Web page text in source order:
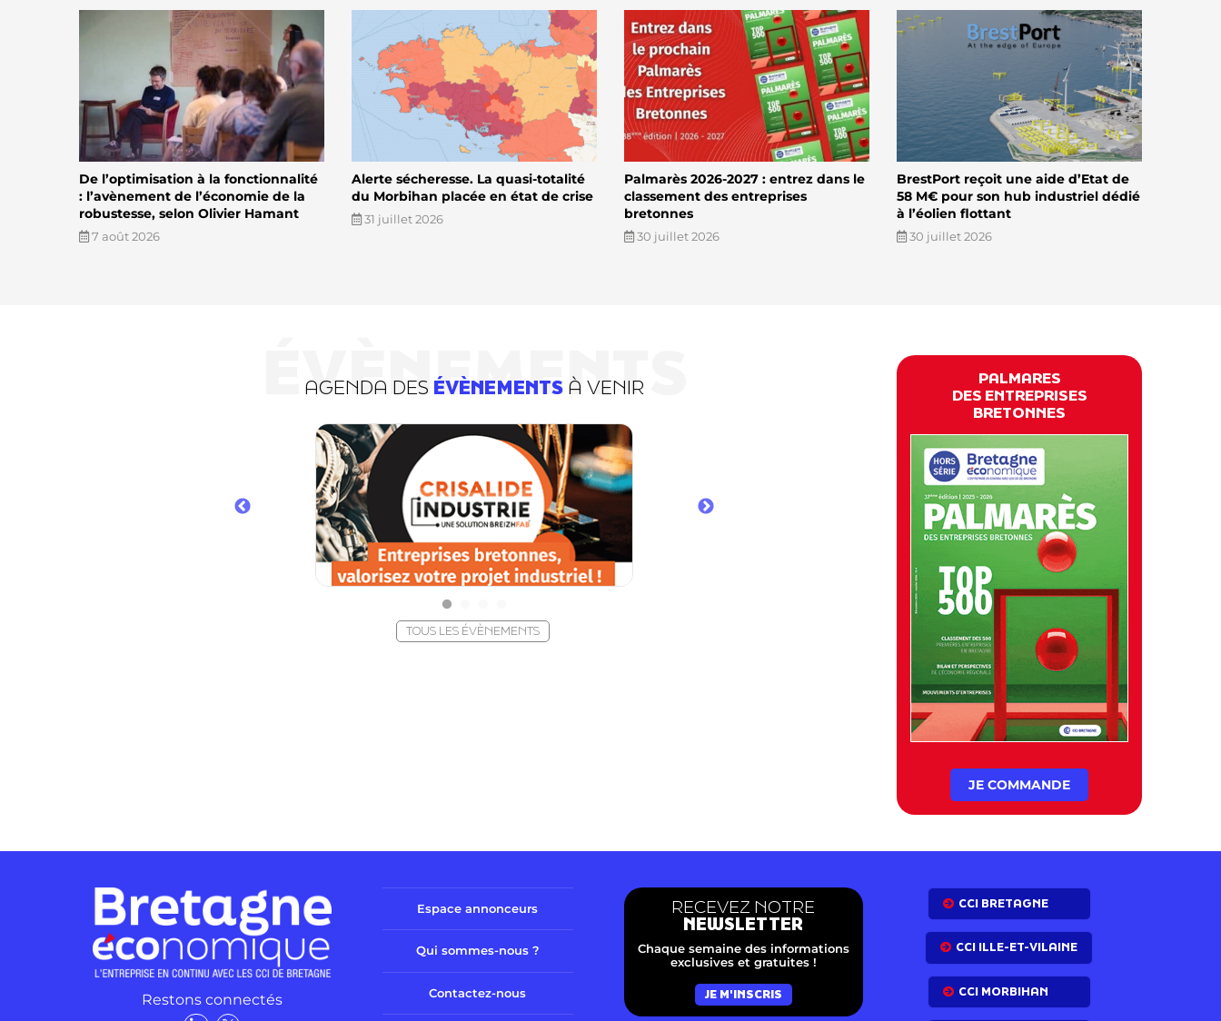
De l’optimisation à la fonctionnalité
: l’avènement de l’économie de la
robustesse, selon Olivier Hamant
7 août 2026
Alerte sécheresse. La quasi-totalité
du Morbihan placée en état de crise
31 juillet 2026
Palmarès 2026-2027 : entrez dans le
classement des entreprises
bretonnes
30 juillet 2026
BrestPort reçoit une aide d’Etat de
58 M€ pour son hub industriel dédié
à l’éolien flottant
30 juillet 2026
ÉVÈNEMENTS
AGENDA DES ÉVÈNEMENTS À VENIR
TOUS LES ÉVÈNEMENTS
PALMARES
DES ENTREPRISES
BRETONNES
JE COMMANDE
Restons connectés
Espace annonceurs
Qui sommes-nous ?
Contactez-nous
RECEVEZ NOTRE
NEWSLETTER
Chaque semaine des informations
exclusives et gratuites !
JE M'INSCRIS
CCI BRETAGNE
CCI ILLE-ET-VILAINE
CCI MORBIHAN